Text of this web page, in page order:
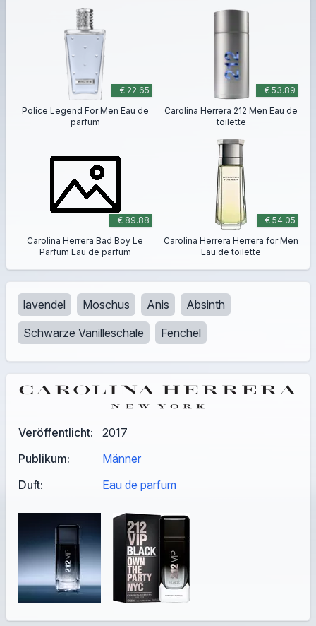
Veröffentlicht:
2017
Publikum:
Männer
Duft:
Eau de parfum
€ 22.65
Police Legend For Men Eau de
parfum
€ 53.89
Carolina Herrera 212 Men Eau de
toilette
€ 89.88
Carolina Herrera Bad Boy Le
Parfum Eau de parfum
€ 54.05
Carolina Herrera Herrera for Men
Eau de toilette
lavendel Moschus Anis
Absinth
Schwarze Vanilleschale
Fenchel